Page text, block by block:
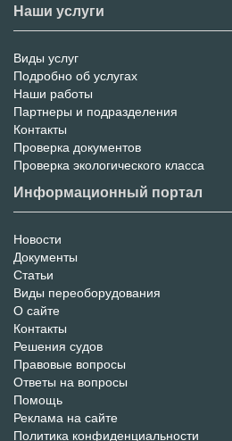
Наши услуги
Меню
услуг
Виды услуг
Подробно об услугах
Наши работы
Партнеры и подразделения
Контакты
Проверка документов
Проверка экологического класса
Информационный портал
Информационный
Портал
Новости
Документы
Статьи
Виды переоборудования
О сайте
Контакты
Решения судов
Правовые вопросы
Ответы на вопросы
Помощь
Реклама на сайте
Политика конфиденциальности